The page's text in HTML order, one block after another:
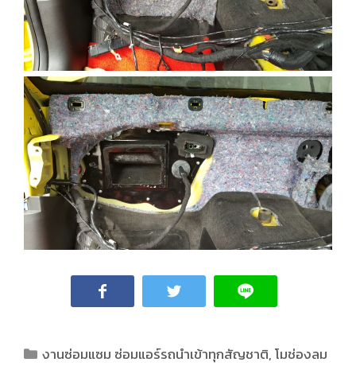
งานซ่อมแซม ซ่อมแอร์รถนำเข้าทุกสัญชาติ,โมช่องลม